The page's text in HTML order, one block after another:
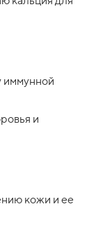
иммунной
и
кожи и ее